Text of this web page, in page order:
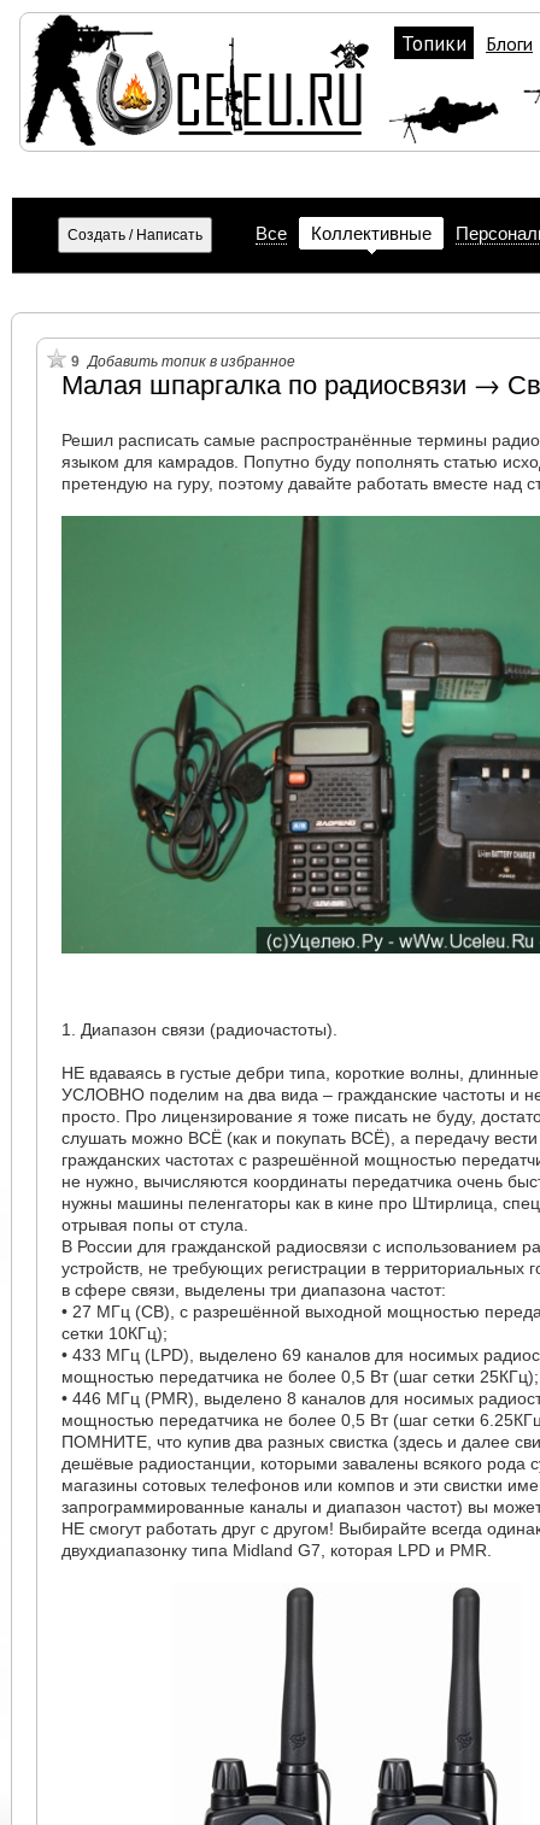
Топики Блоги
Все Коллективные
9 Добавить топик в избранное
Малая шпаргалка по радиосвязи →
Решил расписать самые распространённые термины
языком для камрадов. Попутно буду пополнять статью
претендую на гуру, поэтому давайте работать вместе над
1. Диапазон связи (радиочастоты).
НЕ вдаваясь в густые дебри типа, короткие волны,
УСЛОВНО поделим на два вида – гражданские частоты и
просто. Про лицензирование я тоже писать не буду,
слушать можно ВСЁ (как и покупать ВСЁ), а передачу вести
гражданских частотах с разрешённой мощностью
не нужно, вычисляются координаты передатчика очень
нужны машины пеленгаторы как в кине про Штирлица,
отрывая попы от стула.
В России для гражданской радиосвязи с использованием
устройств, не требующих регистрации в территориальных
в сфере связи, выделены три диапазона частот:
• 27 МГц (CB), с разрешённой выходной мощностью
сетки 10КГц);
• 433 МГц (LPD), выделено 69 каналов для носимых
мощностью передатчика не более 0,5 Вт (шаг сетки 25КГц);
• 446 МГц (PMR), выделено 8 каналов для носимых
мощностью передатчика не более 0,5 Вт (шаг сетки
ПОМНИТЕ, что купив два разных свистка (здесь и далее
дешёвые радиостанции, которыми завалены всякого рода
магазины сотовых телефонов или компов и эти свистки
запрограммированные каналы и диапазон частот) вы
НЕ смогут работать друг с другом! Выбирайте всегда
двухдиапазонку типа Midland G7, которая LPD и PMR.